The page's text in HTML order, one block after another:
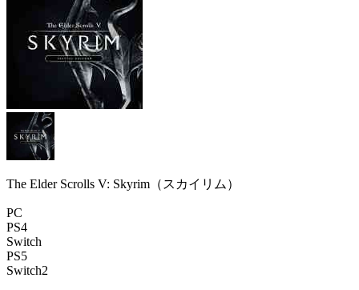
The Elder Scrolls V: Skyrim（スカイリム）
PC
PS4
Switch
PS5
Switch2